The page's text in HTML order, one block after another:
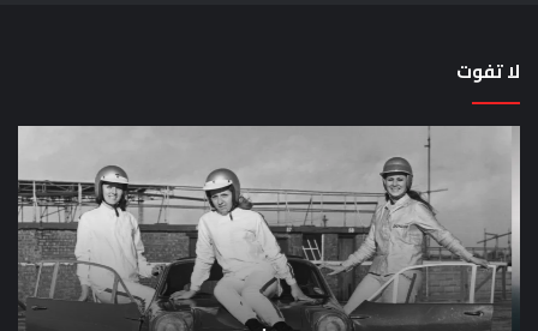
لا تفوت
لماذا
من
المشاركة
في
لومان